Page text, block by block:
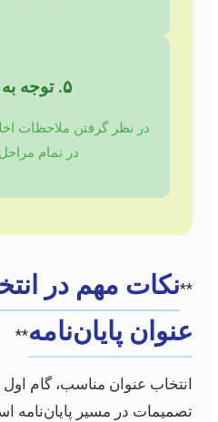
۵. توجه به اخلاق
در نظر گرفتن ملاحظات
در تمام
**نکات مهم در
عنوان پایان‌نامه**
انتخاب عنوان مناسب، گام
تصمیمات در مسیر پایان‌نامه